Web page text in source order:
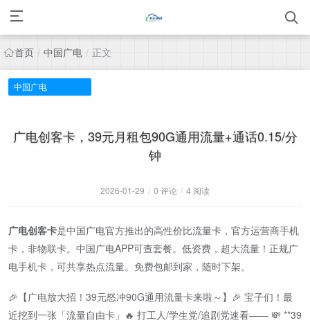
首页 / 中国广电 / 正文
中国广电
广电创客卡，39元月租包90G通用流量+通话0.15/分
钟
2026-01-29 / 0 评论 / 4 阅读
广电创客卡是中国广电官方推出的高性价比流量卡，官方运营商手机
卡，非物联卡。中国广电APP可查套餐。低资费，超大流量！正规广
电手机卡，可共享热点流量。免费包邮到家，随时下架。
🎉【广电放大招！39元怒冲90G通用流量卡来啦～】🎉 宝子们！最
近挖到一张「流量自由卡」🔥 打工人/学生党/追剧党速看—— 💸 **39